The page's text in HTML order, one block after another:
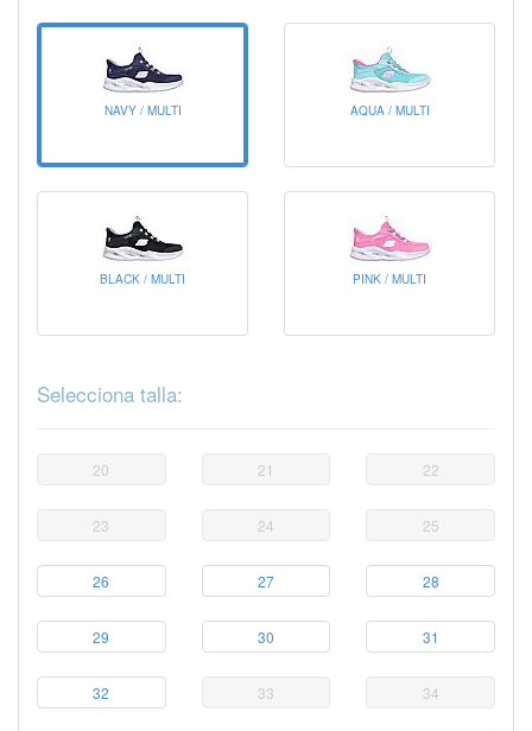
NAVY / MULTI AQUA / MULTI
BLACK / MULTI PINK / MULTI
Selecciona talla:
20 21 22
23 24 25
26 27 28
29 30 31
32 33 34